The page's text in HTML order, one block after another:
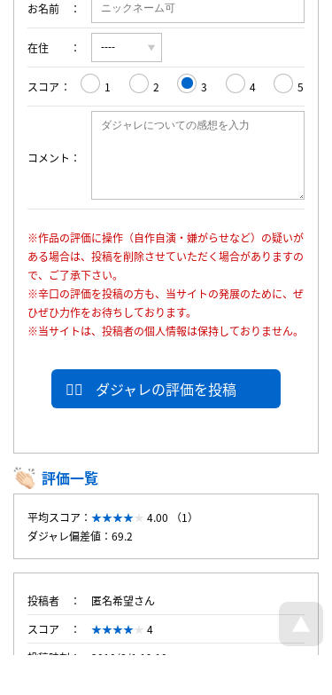
お名前
在住
スコア 1 2 3 4 5
コメント
※作品の評価に操作（自作自演・嫌がらせなど）の疑いが
ある場合は、投稿を削除させていただく場合がありますの
で、ご了承下さい。
※辛口の評価を投稿の方も、当サイトの発展のために、ぜ
ひぜひ力作をお待ちしております。
※当サイトは、投稿者の個人情報は保持しておりません。
ダジャレの評価を投稿
評価一覧
平均スコア：
4.00 （1）
ダジャレ偏差値：69.2
投稿者
匿名希望さん
スコア
4
投稿時刻
2010/8/1 19:10